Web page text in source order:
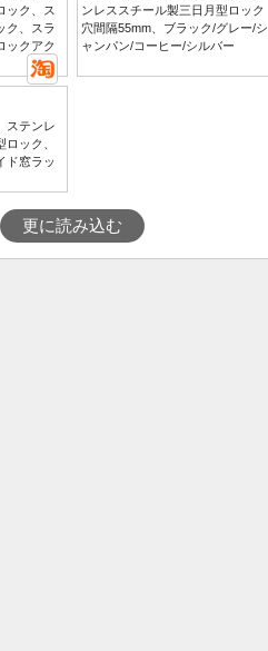
ック、ス
ク、スラ
ックアク
ンレススチール製三日月型ロック
穴間隔55mm、ブラック/グレー/シ
ャンパン/コーヒー/シルバー
ステンレ
ック、
ド窓ラッ
更に読み込む